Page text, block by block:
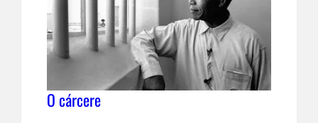
O cárcere